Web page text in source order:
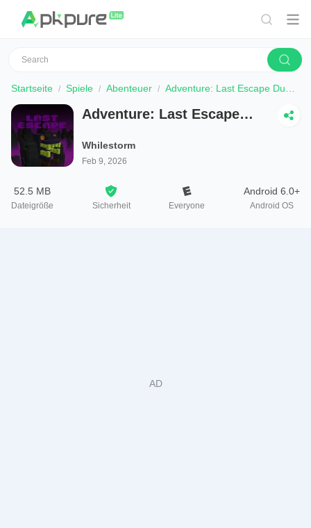
Startseite Spiele Abenteuer Adventure: Last Escape Dungeon
Adventure: Last Escape
Whilestorm
Feb 9, 2026
52.5 MB
Dateigröße Sicherheit Everyone
Android 6.0+
Android OS